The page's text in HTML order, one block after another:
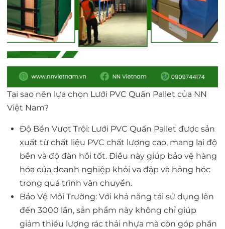
Tại sao nên lựa chọn Lưới PVC Quấn Pallet của NN
Việt Nam?
Độ Bền Vượt Trội: Lưới PVC Quấn Pallet được sản
xuất từ chất liệu PVC chất lượng cao, mang lại độ
bền và độ đàn hồi tốt. Điều này giúp bảo vệ hàng
hóa của doanh nghiệp khỏi va đập và hỏng hóc
trong quá trình vận chuyển.
Bảo Vệ Môi Trường: Với khả năng tái sử dụng lên
đến 3000 lần, sản phẩm này không chỉ giúp
giảm thiểu lượng rác thải nhựa mà còn góp phần